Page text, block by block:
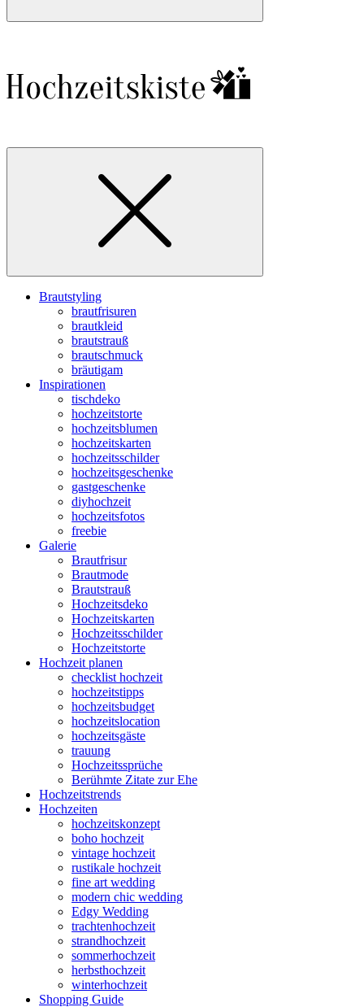
Brautstyling
brautfrisuren
brautkleid
brautstrauß
brautschmuck
bräutigam
Inspirationen
tischdeko
hochzeitstorte
hochzeitsblumen
hochzeitskarten
hochzeitsschilder
hochzeitsgeschenke
gastgeschenke
diyhochzeit
hochzeitsfotos
freebie
Galerie
Brautfrisur
Brautmode
Brautstrauß
Hochzeitsdeko
Hochzeitskarten
Hochzeitsschilder
Hochzeitstorte
Hochzeit planen
checklist hochzeit
hochzeitstipps
hochzeitsbudget
hochzeitslocation
hochzeitsgäste
trauung
Hochzeitssprüche
Berühmte Zitate zur Ehe
Hochzeitstrends
Hochzeiten
hochzeitskonzept
boho hochzeit
vintage hochzeit
rustikale hochzeit
fine art wedding
modern chic wedding
Edgy Wedding
trachtenhochzeit
strandhochzeit
sommerhochzeit
herbsthochzeit
winterhochzeit
Shopping Guide